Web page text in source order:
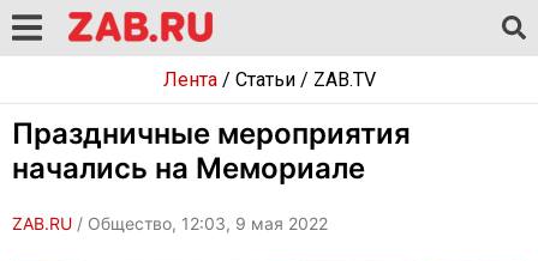
Лента/ Статьи/ ZAB.TV
Праздничные мероприятия
начались на Мемориале
ZAB.RU / Общество, 12:03, 9 мая 2022